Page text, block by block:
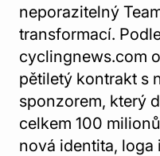
neporazitelný
transformací.
cyclingnews.com
pětiletý kontrakt s
sponzorem, který
celkem 100
nová identita, loga